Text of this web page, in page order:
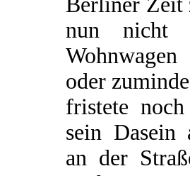
nun nicht
oder
fristete
sein Dasein
an der